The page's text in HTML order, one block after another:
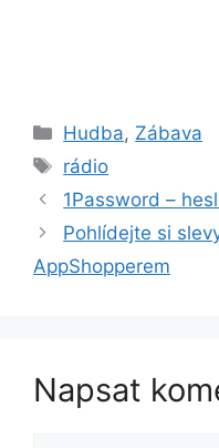
Rubriky
Hudba, Zábava
Štítky
rádio
1Password –
Pohlídejte si
AppShopperem
Napsat